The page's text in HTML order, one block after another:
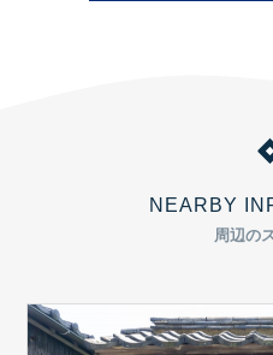
NEARBY
周辺の